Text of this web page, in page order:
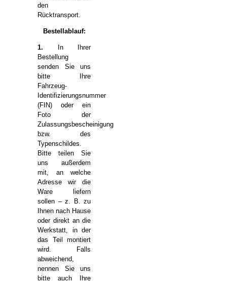
den
Rücktransport.
Bestellablauf:
1. In Ihrer
Bestellung
senden Sie uns
bitte Ihre
Fahrzeug-
Identifizierungsnummer
(FIN) oder ein
Foto der
Zulassungsbescheinigung
bzw. des
Typenschildes.
Bitte teilen Sie
uns außerdem
mit, an welche
Adresse wir die
Ware liefern
sollen – z. B. zu
Ihnen nach Hause
oder direkt an die
Werkstatt, in der
das Teil montiert
wird. Falls
abweichend,
nennen Sie uns
bitte auch Ihre